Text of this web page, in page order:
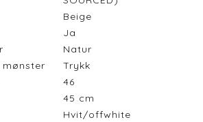
Beige
Ja
Natur
Trykk
46
45 cm
Hvit/offwhite